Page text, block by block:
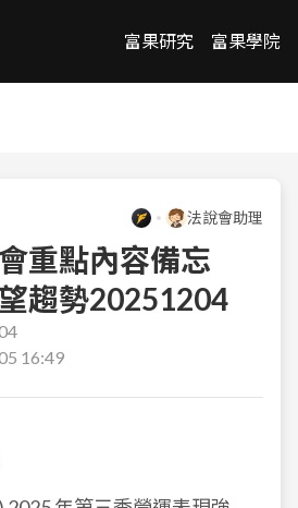
富果研究 富果學院
法說會助理
重點內容備忘
趨勢20251204
16:49